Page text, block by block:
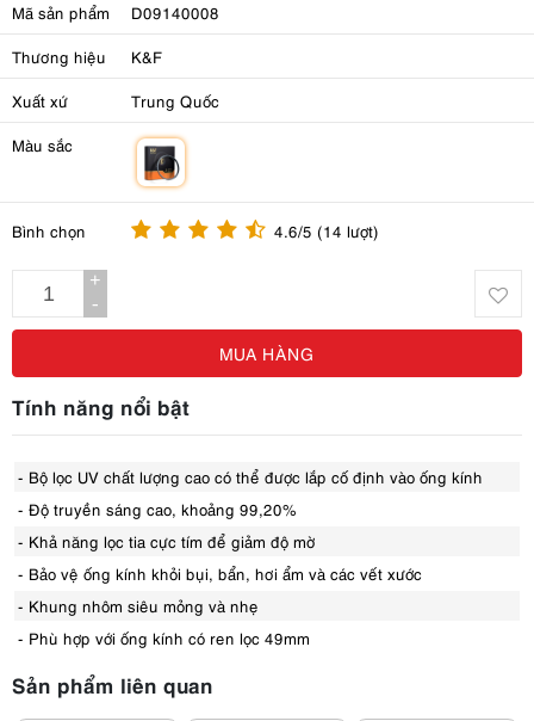
Mã sản phẩm D09140008
Thương hiệu K&F
Xuất xứ Trung Quốc
Màu sắc
Bình chọn 4.6/5 (14 lượt)
+
-
MUA HÀNG
Tính năng nổi bật
- Bộ lọc UV chất lượng cao có thể được lắp cố định vào ống kính
- Độ truyền sáng cao, khoảng 99,20%
- Khả năng lọc tia cực tím để giảm độ mờ
- Bảo vệ ống kính khỏi bụi, bẩn, hơi ẩm và các vết xước
- Khung nhôm siêu mỏng và nhẹ
- Phù hợp với ống kính có ren lọc 49mm
Sản phẩm liên quan